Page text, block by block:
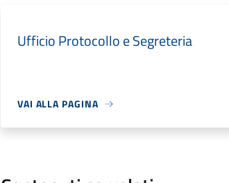
Ufficio Protocollo e Segreteria
VAI ALLA PAGINA